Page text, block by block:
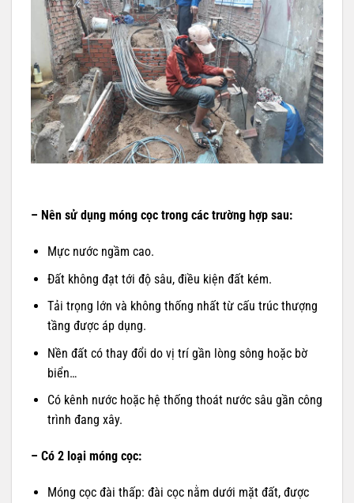
– Nên sử dụng móng cọc trong các trường hợp sau:
Mực nước ngầm cao.
Đất không đạt tới độ sâu, điều kiện đất kém.
Tải trọng lớn và không thống nhất từ ​​cấu trúc thượng
tầng được áp dụng.
Nền đất có thay đổi do vị trí gần lòng sông hoặc bờ
biển…
Có kênh nước hoặc hệ thống thoát nước sâu gần công
trình đang xây.
– Có 2 loại móng cọc:
Móng cọc đài thấp: đài cọc nằm dưới mặt đất, được